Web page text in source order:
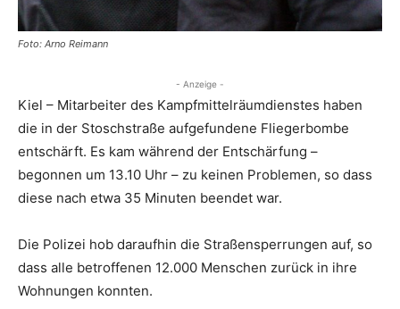
Foto: Arno Reimann
- Anzeige -
Kiel – Mitarbeiter des Kampfmittelräumdienstes haben
die in der Stoschstraße aufgefundene Fliegerbombe
entschärft. Es kam während der Entschärfung –
begonnen um 13.10 Uhr – zu keinen Problemen, so dass
diese nach etwa 35 Minuten beendet war.
Die Polizei hob daraufhin die Straßensperrungen auf, so
dass alle betroffenen 12.000 Menschen zurück in ihre
Wohnungen konnten.